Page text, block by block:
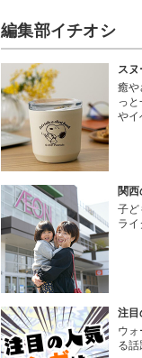
編集部イチオシ
ス
癒や
っ
やイ
関西
子ど
ライ
注目
ウ
る